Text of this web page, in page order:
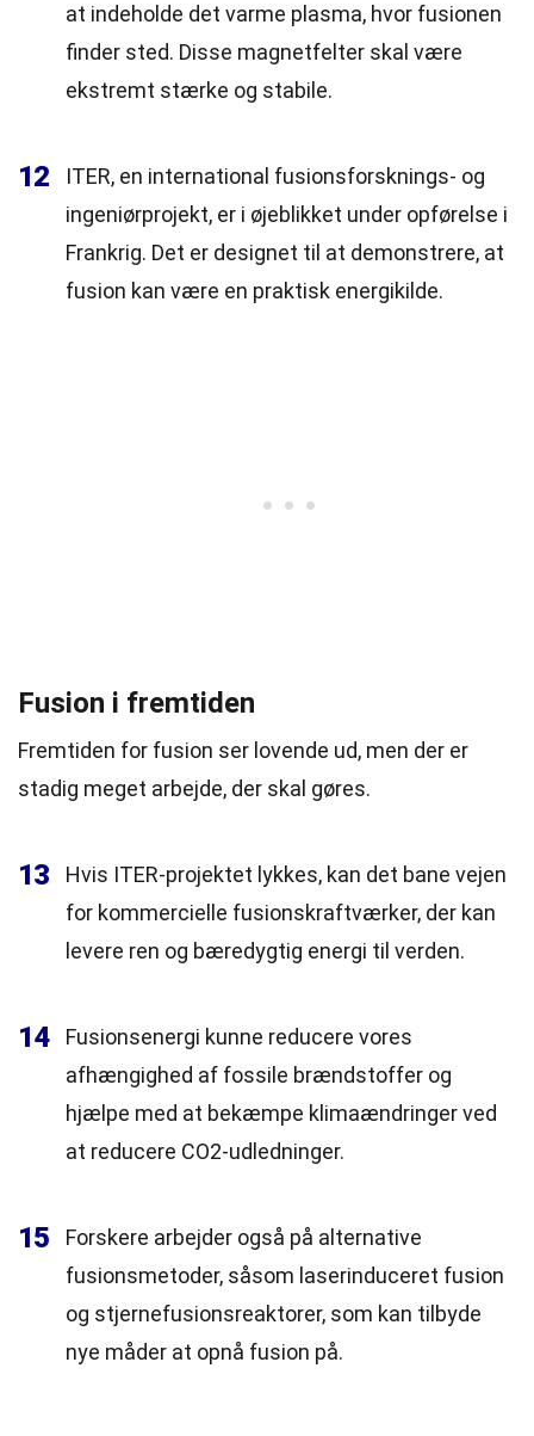
at indeholde det varme plasma, hvor fusionen
finder sted. Disse magnetfelter skal være
ekstremt stærke og stabile.
12
ITER, en international fusionsforsknings- og
ingeniørprojekt, er i øjeblikket under opførelse i
Frankrig. Det er designet til at demonstrere, at
fusion kan være en praktisk energikilde.
Fusion i fremtiden
Fremtiden for fusion ser lovende ud, men der er
stadig meget arbejde, der skal gøres.
13
Hvis ITER-projektet lykkes, kan det bane vejen
for kommercielle fusionskraftværker, der kan
levere ren og bæredygtig energi til verden.
14
Fusionsenergi kunne reducere vores
afhængighed af fossile brændstoffer og
hjælpe med at bekæmpe klimaændringer ved
at reducere CO2-udledninger.
15
Forskere arbejder også på alternative
fusionsmetoder, såsom laserinduceret fusion
og stjernefusionsreaktorer, som kan tilbyde
nye måder at opnå fusion på.